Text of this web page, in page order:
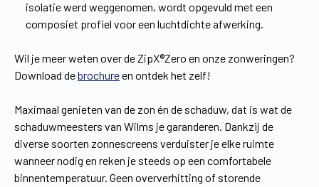
isolatie werd weggenomen, wordt opgevuld met een
composiet profiel voor een luchtdichte afwerking.
Wil je meer weten over de ZipX®Zero en onze zonweringen?
Download debrochureen ontdek het zelf!
Maximaal genieten van de zon én de schaduw, dat is wat de
schaduwmeesters van Wilms je garanderen. Dankzij de
diverse soorten zonnescreens verduister je elke ruimte
wanneer nodig en reken je steeds op een comfortabele
binnentemperatuur. Geen oververhitting of storende